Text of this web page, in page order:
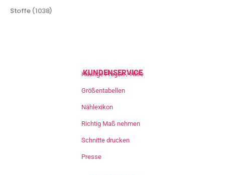
Stoffe (1038)
KUNDENSERVICE
Häufige Fragen / Hilfe
Größentabellen
Nählexikon
Richtig Maß nehmen
Schnitte drucken
Presse